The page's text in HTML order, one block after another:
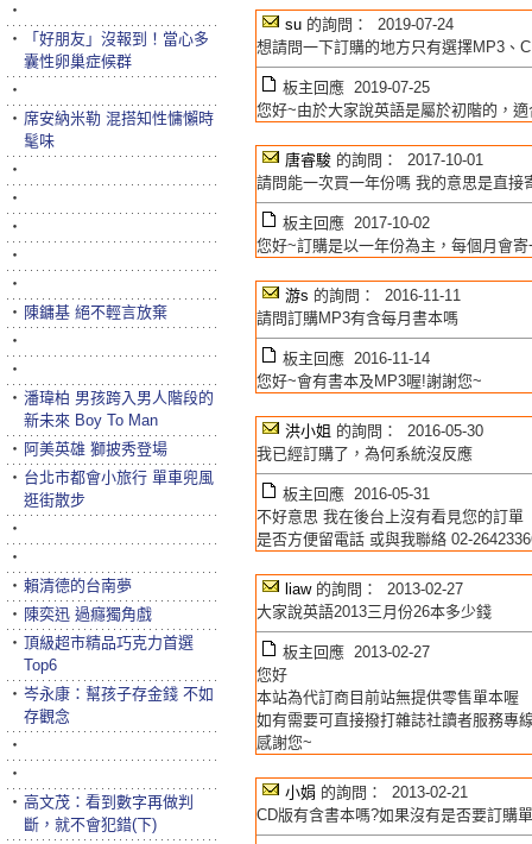
su 的詢問： 2019-07-24
想請問一下訂購的地方只有選擇MP3、
板主回應 2019-07-25
您好~由於大家說英語是屬於初階的，
唐睿駿 的詢問： 2017-10-01
請問能一次買一年份嗎 我的意思是直接
板主回應 2017-10-02
您好~訂購是以一年份為主，每個月會
游s 的詢問： 2016-11-11
請問訂購MP3有含每月書本嗎
板主回應 2016-11-14
您好~會有書本及MP3喔!謝謝您~
洪小姐 的詢問： 2016-05-30
我已經訂購了，為何系統沒反應
板主回應 2016-05-31
不好意思 我在後台上沒有看見您的訂單
是否方便留電話 或與我聯絡 02-
liaw的詢問： 2013-02-27
大家說英語2013三月份26本多少錢
板主回應 2013-02-27
您好
本站為代訂商目前站無提供零售單本喔
如有需要可直接撥打雜誌社讀者服務專
感謝您~
小娟 的詢問： 2013-02-21
CD版有含書本嗎?如果沒有是否要訂購
‧
‧
「好朋友」沒報到！當心多
囊性卵巢症候群
‧
‧ 席安納米勒 混搭知性慵懶時
髦味
‧
‧
‧
‧
‧
‧ 陳鏞基 絕不輕言放棄
‧
‧
‧ 潘瑋柏 男孩跨入男人階段的
新未來 Boy To Man
‧ 阿美英雄 獅披秀登場
‧ 台北市都會小旅行 單車兜風
逛街散步
‧
‧
‧ 賴清德的台南夢
‧ 陳奕迅 過癮獨角戲
‧ 頂級超市精品巧克力首選
Top6
‧ 岑永康：幫孩子存金錢 不如
存觀念
‧
‧
‧ 高文茂：看到數字再做判
斷，就不會犯錯(下)